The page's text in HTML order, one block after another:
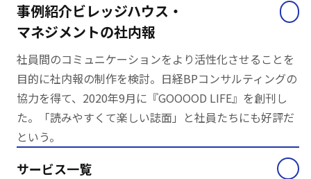
事例紹介ビレッジハウス・
マネジメントの社内報
社員間のコミュニケーションをより活性化させることを
目的に社内報の制作を検討。日経BPコンサルティングの
協力を得て、2020年9月に『GOOOOD LIFE』を創刊し
た。「読みやすくて楽しい誌面」と社員たちにも好評だ
という。
サービス一覧